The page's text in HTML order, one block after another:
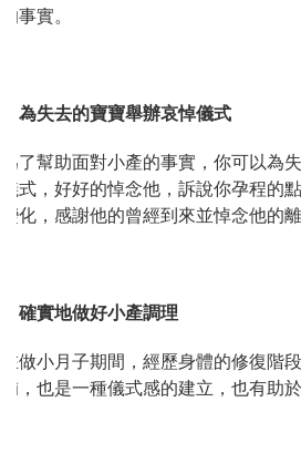
的事實。
1. 為失去的寶寶舉辦哀悼儀式
為了幫助面對小產的事實，你可以為
儀式，好好的悼念他，訴說你孕程的
變化，感謝他的曾經到來並悼念他的離
2. 確實地做好小產調理
在做小月子期間，經歷身體的修復階
補，也是一種儀式感的建立，也有助